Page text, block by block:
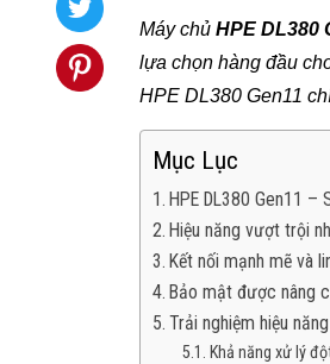
Máy chủ HPE DL380
lựa chọn hàng đầu
HPE DL380 Gen11
Mục Lục
HPE DL380 Gen11
Hiệu năng vượt trội
Kết nối mạnh mẽ và
Bảo mật được nâng
Trải nghiệm hiệu
Khả năng xử lý